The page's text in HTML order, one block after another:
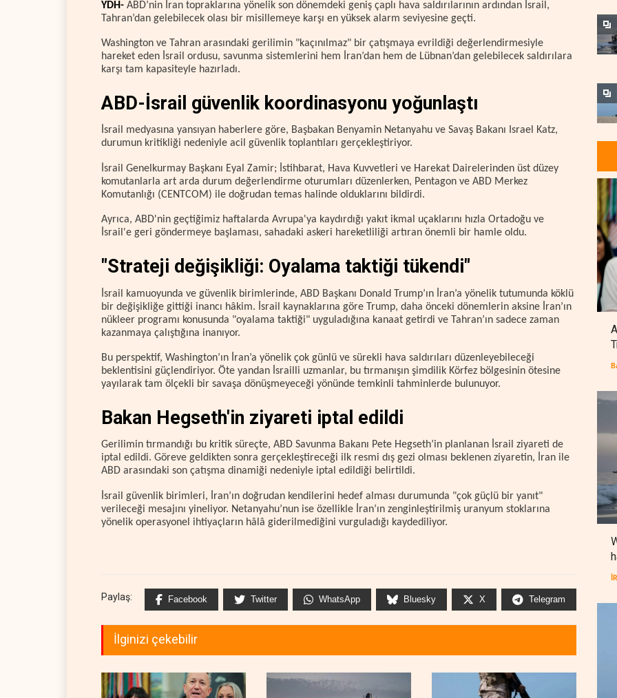
YDH- ABD’nin İran topraklarına yönelik son dönemdeki geniş çaplı hava saldırılarının ardından İsrail,
Tahran’dan gelebilecek olası bir misillemeye karşı en yüksek alarm seviyesine geçti.
Washington ve Tahran arasındaki gerilimin "kaçınılmaz" bir çatışmaya evrildiği değerlendirmesiyle
hareket eden İsrail ordusu, savunma sistemlerini hem İran’dan hem de Lübnan’dan gelebilecek saldırılara
karşı tam kapasiteyle hazırladı.
ABD-İsrail güvenlik koordinasyonu yoğunlaştı
İsrail medyasına yansıyan haberlere göre, Başbakan Benyamin Netanyahu ve Savaş Bakanı Israel Katz,
durumun kritikliği nedeniyle acil güvenlik toplantıları gerçekleştiriyor.
İsrail Genelkurmay Başkanı Eyal Zamir; İstihbarat, Hava Kuvvetleri ve Harekat Dairelerinden üst düzey
komutanlarla art arda durum değerlendirme oturumları düzenlerken, Pentagon ve ABD Merkez
Komutanlığı (CENTCOM) ile doğrudan temas halinde olduklarını bildirdi.
Ayrıca, ABD'nin geçtiğimiz haftalarda Avrupa'ya kaydırdığı yakıt ikmal uçaklarını hızla Ortadoğu ve
İsrail'e geri göndermeye başlaması, sahadaki askeri hareketliliği artıran önemli bir hamle oldu.
"Strateji değişikliği: Oyalama taktiği tükendi"
İsrail kamuoyunda ve güvenlik birimlerinde, ABD Başkanı Donald Trump’ın İran’a yönelik tutumunda köklü
bir değişikliğe gittiği inancı hâkim. İsrail kaynaklarına göre Trump, daha önceki dönemlerin aksine İran’ın
nükleer programı konusunda "oyalama taktiği" uyguladığına kanaat getirdi ve Tahran’ın sadece zaman
kazanmaya çalıştığına inanıyor.
Bu perspektif, Washington’ın İran’a yönelik çok günlü ve sürekli hava saldırıları düzenleyebileceği
beklentisini güçlendiriyor. Öte yandan İsrailli uzmanlar, bu tırmanışın şimdilik Körfez bölgesinin ötesine
yayılarak tam ölçekli bir savaşa dönüşmeyeceği yönünde temkinli tahminlerde bulunuyor.
Bakan Hegseth'in ziyareti iptal edildi
Gerilimin tırmandığı bu kritik süreçte, ABD Savunma Bakanı Pete Hegseth’in planlanan İsrail ziyareti de
iptal edildi. Göreve geldikten sonra gerçekleştireceği ilk resmi dış gezi olması beklenen ziyaretin, İran ile
ABD arasındaki son çatışma dinamiği nedeniyle iptal edildiği belirtildi.
İsrail güvenlik birimleri, İran’ın doğrudan kendilerini hedef alması durumunda "çok güçlü bir yanıt"
verileceği mesajını yineliyor. Netanyahu’nun ise özellikle İran’ın zenginleştirilmiş uranyum stoklarına
yönelik operasyonel ihtiyaçların hâlâ giderilmediğini vurguladığı kaydediliyor.
Paylaş: Facebook Twitter WhatsApp Bluesky X Telegram
İlginizi çekebilir